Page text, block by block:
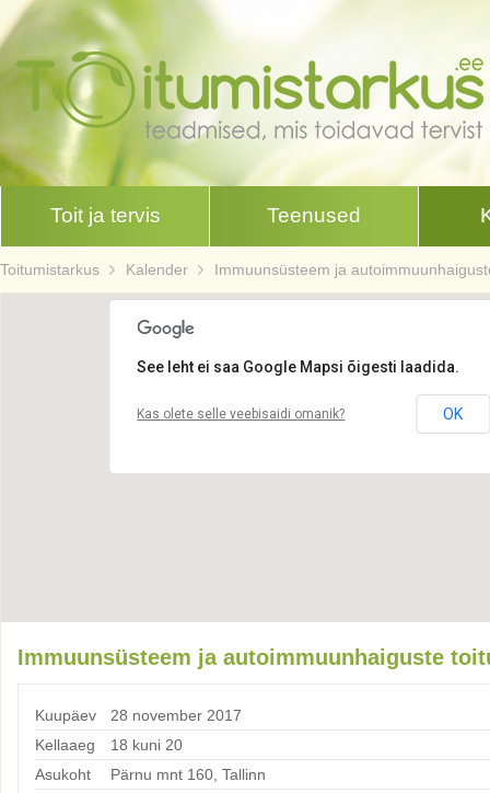
Toit ja tervis Teenused
Toitumistarkus Kalender Immuunsüsteem ja
See leht ei saa Google Mapsi õigesti laadida.
Kas olete selle veebisaidi omanik? OK
Immuunsüsteem ja autoimmuunhaiguste
Kuupäev
28 november 2017
Kellaaeg
18 kuni 20
Asukoht
Pärnu mnt 160, Tallinn